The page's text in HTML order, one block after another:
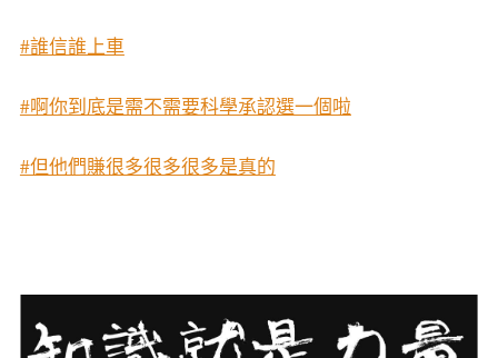
#誰信誰上車
#啊你到底是需不需要科學承認選一個啦
#但他們賺很多很多很多是真的